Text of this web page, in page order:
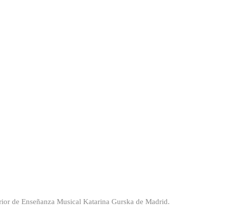
de Enseñanza Musical Katarina Gurska de Madrid.